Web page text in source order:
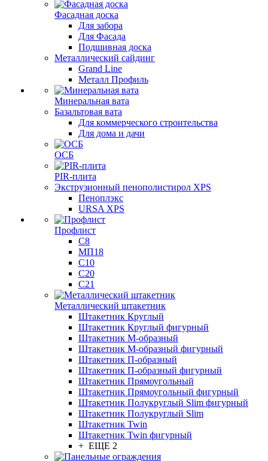
Фасадная доска
Для забора
Для Фасада
Подшивная доска
Металлический сайдинг
Grand Line
Металл Профиль
Минеральная вата
Базальтовая вата
Для коммерческого строительства
Для дома и дачи
ОСБ
PIR-плита
Экструзионный пенополистирол XPS
Пеноплэкс
URSA XPS
Профлист
С8
МП18
С10
С20
С21
Металлический штакетник
Штакетник Круглый
Штакетник Круглый фигурный
Штакетник М-образный
Штакетник М-образный фигурный
Штакетник П-образный
Штакетник П-образный фигурный
Штакетник Прямоугольный
Штакетник Прямоугольный фигурный
Штакетник Полукруглый Slim фигурный
Штакетник Полукруглый Slim
Штакетник Twin
Штакетник Twin фигурный
+ ЕЩЕ 2